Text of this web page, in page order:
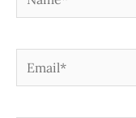
Email*